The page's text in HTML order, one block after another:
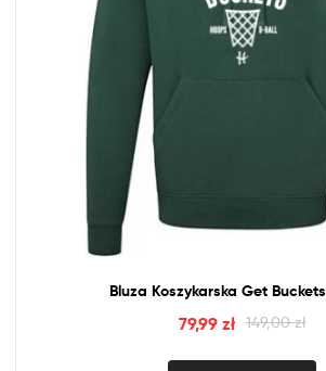
Bluza Koszykarska Get
149,00zł
79,99zł